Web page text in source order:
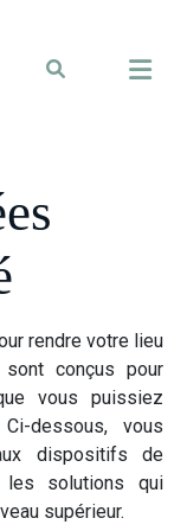
rendre votre lieu
conçus pour
vous puissiez
dessous, vous
dispositifs de
les solutions qui
supérieur.